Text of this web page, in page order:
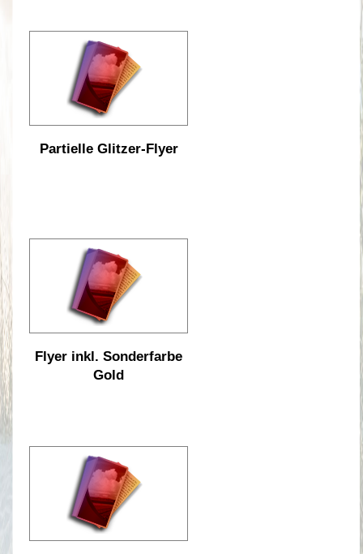
Partielle Glitzer-Flyer
Flyer inkl. Sonderfarbe
Gold